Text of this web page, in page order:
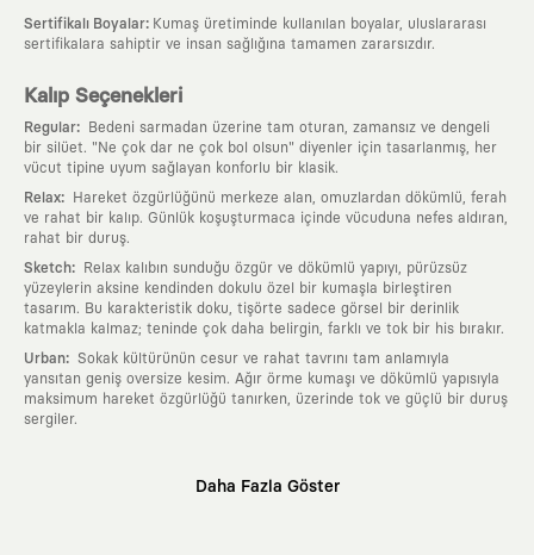
Sertifikalı Boyalar: Kumaş üretiminde kullanılan boyalar, uluslararası
sertifikalara sahiptir ve insan sağlığına tamamen zararsızdır.
Kalıp Seçenekleri
Regular:
Bedeni sarmadan üzerine tam oturan, zamansız ve dengeli
bir silüet. "Ne çok dar ne çok bol olsun" diyenler için tasarlanmış, her
vücut tipine uyum sağlayan konforlu bir klasik.
Relax:
Hareket özgürlüğünü merkeze alan, omuzlardan dökümlü, ferah
ve rahat bir kalıp. Günlük koşuşturmaca içinde vücuduna nefes aldıran,
rahat bir duruş.
Sketch:
Relax kalıbın sunduğu özgür ve dökümlü yapıyı, pürüzsüz
yüzeylerin aksine kendinden dokulu özel bir kumaşla birleştiren
tasarım. Bu karakteristik doku, tişörte sadece görsel bir derinlik
katmakla kalmaz; teninde çok daha belirgin, farklı ve tok bir his bırakır.
Urban: Sokak kültürünün cesur ve rahat tavrını tam anlamıyla
yansıtan geniş oversize kesim. Ağır örme kumaşı ve dökümlü yapısıyla
maksimum hareket özgürlüğü tanırken, üzerinde tok ve güçlü bir duruş
sergiler.
Daha Fazla Göster